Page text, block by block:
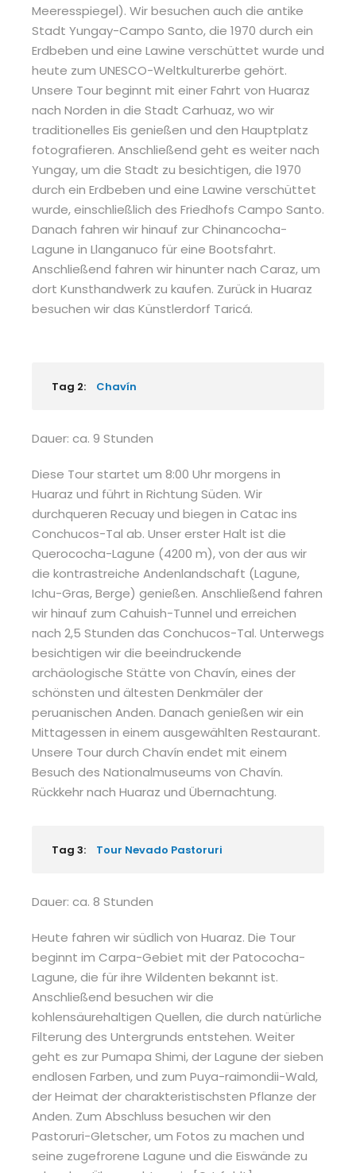
Meeresspiegel). Wir besuchen auch die antike
Stadt Yungay-Campo Santo, die 1970 durch ein
Erdbeben und eine Lawine verschüttet wurde und
heute zum UNESCO-Weltkulturerbe gehört.
Unsere Tour beginnt mit einer Fahrt von Huaraz
nach Norden in die Stadt Carhuaz, wo wir
traditionelles Eis genießen und den Hauptplatz
fotografieren. Anschließend geht es weiter nach
Yungay, um die Stadt zu besichtigen, die 1970
durch ein Erdbeben und eine Lawine verschüttet
wurde, einschließlich des Friedhofs Campo Santo.
Danach fahren wir hinauf zur Chinancocha-
Lagune in Llanganuco für eine Bootsfahrt.
Anschließend fahren wir hinunter nach Caraz, um
dort Kunsthandwerk zu kaufen. Zurück in Huaraz
besuchen wir das Künstlerdorf Taricá.
Tag 2: Chavín
Dauer: ca. 9 Stunden
Diese Tour startet um 8:00 Uhr morgens in
Huaraz und führt in Richtung Süden. Wir
durchqueren Recuay und biegen in Catac ins
Conchucos-Tal ab. Unser erster Halt ist die
Querococha-Lagune (4200 m), von der aus wir
die kontrastreiche Andenlandschaft (Lagune,
Ichu-Gras, Berge) genießen. Anschließend fahren
wir hinauf zum Cahuish-Tunnel und erreichen
nach 2,5 Stunden das Conchucos-Tal. Unterwegs
besichtigen wir die beeindruckende
archäologische Stätte von Chavín, eines der
schönsten und ältesten Denkmäler der
peruanischen Anden. Danach genießen wir ein
Mittagessen in einem ausgewählten Restaurant.
Unsere Tour durch Chavín endet mit einem
Besuch des Nationalmuseums von Chavín.
Rückkehr nach Huaraz und Übernachtung.
Tag 3: Tour Nevado Pastoruri
Dauer: ca. 8 Stunden
Heute fahren wir südlich von Huaraz. Die Tour
beginnt im Carpa-Gebiet mit der Patococha-
Lagune, die für ihre Wildenten bekannt ist.
Anschließend besuchen wir die
kohlensäurehaltigen Quellen, die durch natürliche
Filterung des Untergrunds entstehen. Weiter
geht es zur Pumapa Shimi, der Lagune der sieben
endlosen Farben, und zum Puya-raimondii-Wald,
der Heimat der charakteristischsten Pflanze der
Anden. Zum Abschluss besuchen wir den
Pastoruri-Gletscher, um Fotos zu machen und
seine zugefrorene Lagune und die Eiswände zu